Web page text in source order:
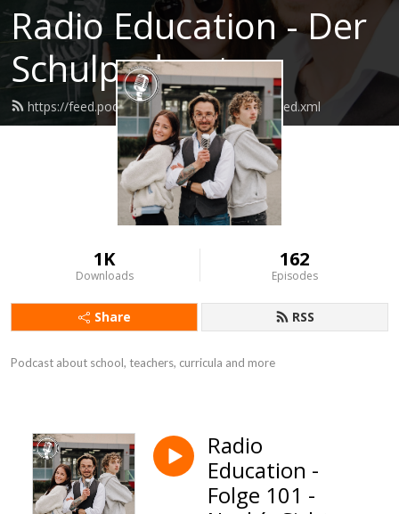
Radio Education - Der
Schulpodcast
https://feed.podbean.com/radioeducation/feed.xml
1K
Downloads
162
Episodes
Share RSS
Podcast about school, teachers, curricula and more
Radio
Education -
Folge 101 -